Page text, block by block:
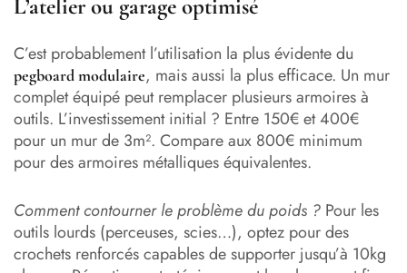
L’atelier ou garage optimisé
C’est probablement l’utilisation la plus évidente du
pegboard modulaire, mais aussi la plus efficace. Un mur
complet équipé peut remplacer plusieurs armoires à
outils. L’investissement initial ? Entre 150€ et 400€
pour un mur de 3m². Compare aux 800€ minimum
pour des armoires métalliques équivalentes.
Comment contourner le problème du poids ? Pour les
outils lourds (perceuses, scies…), optez pour des
crochets renforcés capables de supporter jusqu’à 10kg